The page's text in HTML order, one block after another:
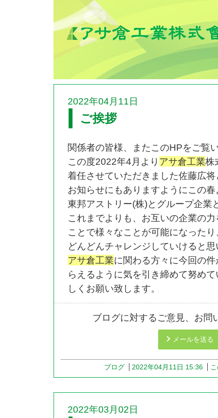
2022年04月11日
ご挨拶
関係者の皆様、またこのHPをご覧
この度2022年4月より アサ倉工業株
着任させていただきました佐藤広
お知らせにもありますようにこの春
東邦アストリー(株)とグループ企業
これまでよりも、お互いの企業の
ことで様々なことが可能になった
どんどんチャレンジしていけると
アサ倉工業に関わる方々に今回の
らえるように気を引き締めて努め
しくお願い致します。
ブログに対するご意見、お問
メールを送る
ブログ 2022年04月11日 15:36
2022年03月02日